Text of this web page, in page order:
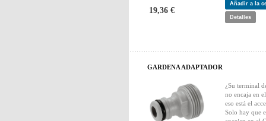
19,36 €
Añadir a la
Detalles
GARDENA ADAPTADOR
¿Su terminal
no encaja en
eso está el
Solo hay que